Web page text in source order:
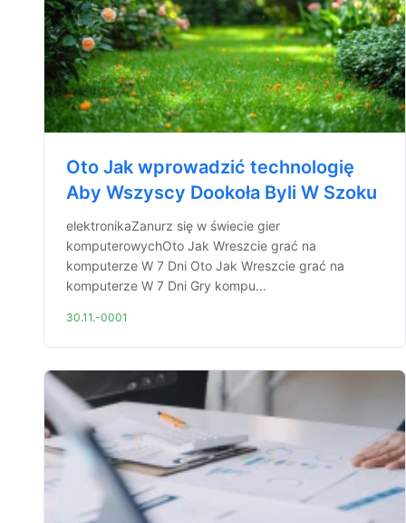
Oto Jak wprowadzić technologię
Aby Wszyscy Dookoła Byli W Szoku
elektronikaZanurz się w świecie gier
komputerowychOto Jak Wreszcie grać na
komputerze W 7 Dni Oto Jak Wreszcie grać na
komputerze W 7 Dni Gry kompu...
30.11.-0001